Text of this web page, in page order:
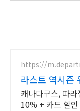
https://
라스트 역시즌
74% 할인
캐나다구스, 파
10% + 카드 할